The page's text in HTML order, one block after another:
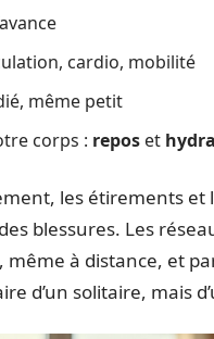
cardio, mobilité
même petit
corps : repos et
les étirements
blessures. Les
à distance, et
d’un solitaire,